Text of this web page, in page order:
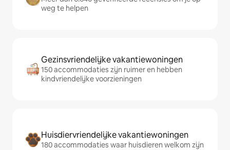
weg te helpen
Gezinsvriendelijke vakantiewoningen
150 accommodaties zijn ruimer en hebben
kindvriendelijke voorzieningen
Huisdiervriendelijke vakantiewoningen
180 accommodaties waar huisdieren welkom zijn